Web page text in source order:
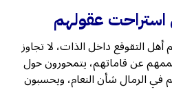
استراحت عقولهم
التقوقع داخل الذات، لا تجاوز
عن قاماتهم، يتمحورون حول
في الرمال شأن النعام، ويحسبون